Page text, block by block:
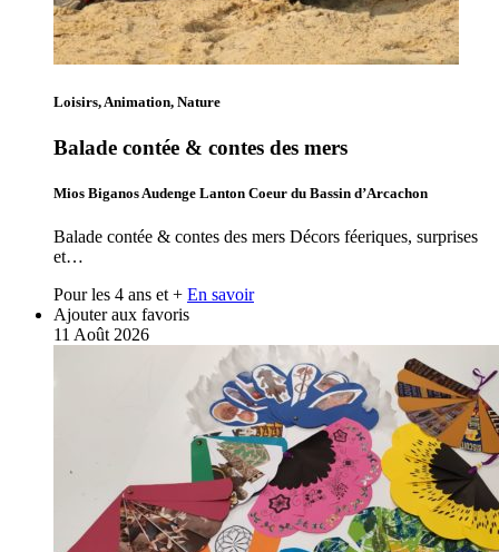
Loisirs, Animation, Nature
Balade contée & contes des mers
Mios Biganos Audenge Lanton Coeur du Bassin d’Arcachon
Balade contée & contes des mers Décors féeriques, surprises
et…
Pour les 4 ans et + En savoir
Ajouter aux favoris
11 Août 2026